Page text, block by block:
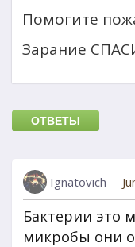
Помогите
Зарание
ОТВЕТЫ
Ignatovich
Бактерии это
микробы они